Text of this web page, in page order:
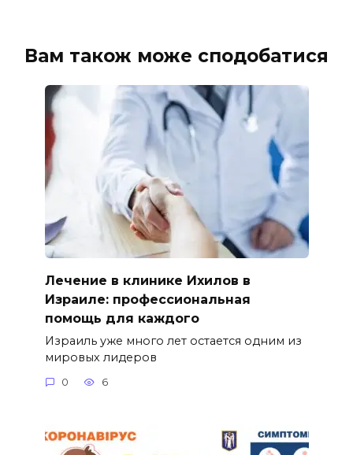
Вам також може сподобатися
Лечение в клинике Ихилов в
Израиле: профессиональная
помощь для каждого
Израиль уже много лет остается одним из
мировых лидеров
0 6